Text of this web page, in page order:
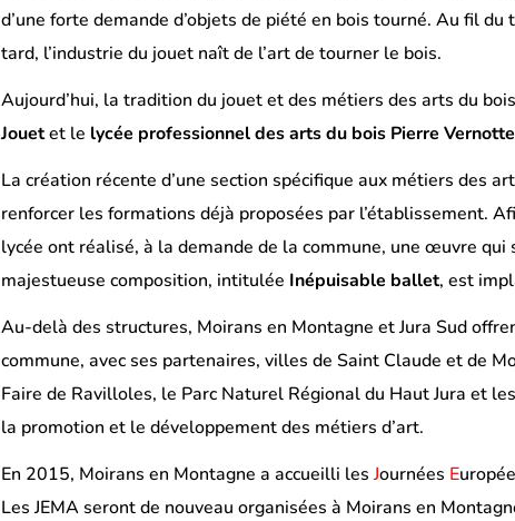
d’une forte demande d’objets de piété en bois tourné. Au fil
tard, l’industrie du jouet naît de l’art de tourner le bois.
Aujourd’hui, la tradition du jouet et des métiers des arts du
Jouetet le lycée professionnel des arts du bois Pierre Vernotte
La création récente d’une section spécifique aux métiers des
renforcer les formations déjà proposées par l’établissement.
lycée ont réalisé, à la demande de la commune, une œuvre
majestueuse composition, intitulée Inépuisable ballet, est
Au-delà des structures, Moirans en Montagne et Jura Sud
commune, avec ses partenaires, villes de Saint Claude et de
Faire de Ravilloles, le Parc Naturel Régional du Haut Jura et
la promotion et le développement des métiers d’art.
En 2015, Moirans en Montagne a accueilli lesJournées E
Les JEMA seront de nouveau organisées à Moirans en